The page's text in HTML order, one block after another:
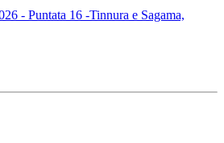
- Puntata 16 -Tinnura e Sagama,